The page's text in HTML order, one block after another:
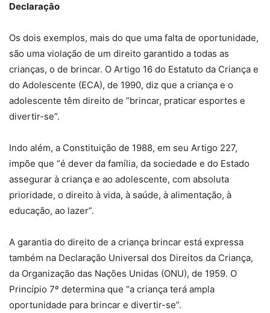
Declaração
Os dois exemplos, mais do que uma falta de oportunidade,
são uma violação de um direito garantido a todas as
crianças, o de brincar. O Artigo 16 do Estatuto da Criança e
do Adolescente (ECA), de 1990, diz que a criança e o
adolescente têm direito de “brincar, praticar esportes e
divertir-se”.
Indo além, a Constituição de 1988, em seu Artigo 227,
impõe que “é dever da família, da sociedade e do Estado
assegurar à criança e ao adolescente, com absoluta
prioridade, o direito à vida, à saúde, à alimentação, à
educação, ao lazer”.
A garantia do direito de a criança brincar está expressa
também na Declaração Universal dos Direitos da Criança,
da Organização das Nações Unidas (ONU), de 1959. O
Princípio 7º determina que “a criança terá ampla
oportunidade para brincar e divertir-se”.